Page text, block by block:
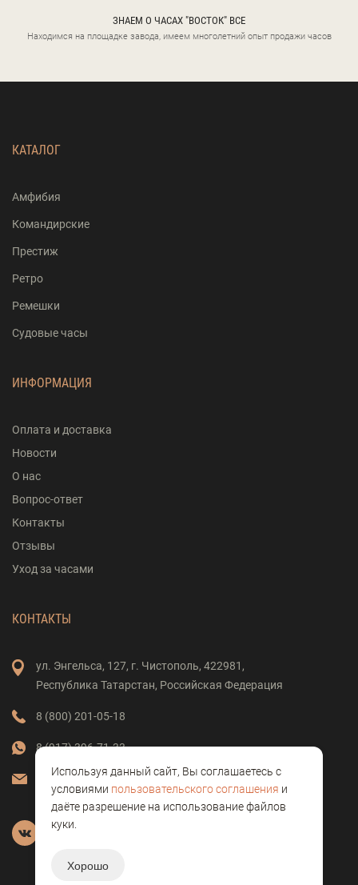
ЗНАЕМ О ЧАСАХ "ВОСТОК" ВСЕ
Находимся на площадке завода, имеем многолетний опыт продажи часов
КАТАЛОГ
Амфибия
Командирские
Престиж
Ретро
Ремешки
Судовые часы
ИНФОРМАЦИЯ
Оплата и доставка
Новости
О нас
Вопрос-ответ
Контакты
Отзывы
Уход за часами
КОНТАКТЫ
ул. Энгельса, 127, г. Чистополь, 422981,
Республика Татарстан, Российская Федерация
8 (800) 201-05-18
8 (917) 396-71-33
vostok-clock@mail.ru
Используя данный сайт, Вы соглашаетесь с
условиями пользовательского соглашения и
даёте разрешение на использование файлов
куки.
Хорошо